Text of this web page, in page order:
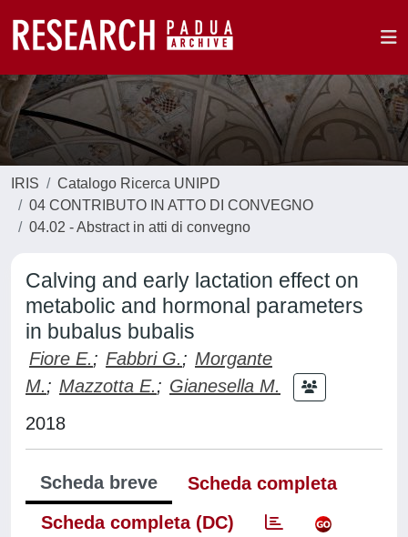
IRIS
Catalogo Ricerca UNIPD
04 CONTRIBUTO IN ATTO DI CONVEGNO
04.02 - Abstract in atti di convegno
Calving and early lactation effect on
metabolic and hormonal parameters
in bubalus bubalis
Fiore E.; Fabbri G.; Morgante
M.; Mazzotta E.; Gianesella M.
2018
Scheda breve
Scheda completa
Scheda completa (DC)